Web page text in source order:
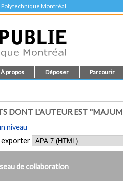
Polytechnique Montréal
À propos Déposer Parcourir
DONT L'AUTEUR EST
niveau
exporter
de collaboration